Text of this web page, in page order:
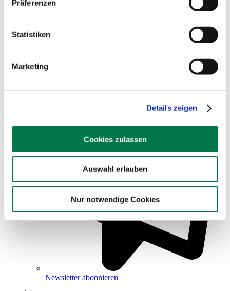
Präferenzen
Statistiken
Marketing
Details zeigen
Cookies zulassen
Auswahl erlauben
Nur notwendige Cookies
Newsletter abonnieren